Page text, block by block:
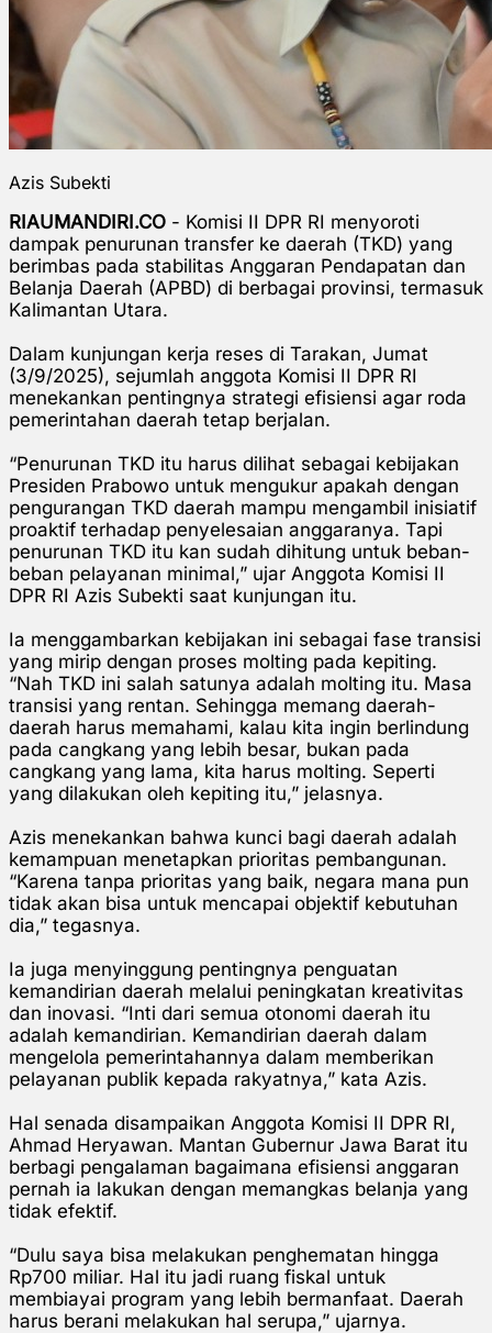
Azis Subekti
RIAUMANDIRI.CO - Komisi II DPR RI menyoroti
dampak penurunan transfer ke daerah (TKD) yang
berimbas pada stabilitas Anggaran Pendapatan dan
Belanja Daerah (APBD) di berbagai provinsi, termasuk
Kalimantan Utara.
Dalam kunjungan kerja reses di Tarakan, Jumat
(3/9/2025), sejumlah anggota Komisi II DPR RI
menekankan pentingnya strategi efisiensi agar roda
pemerintahan daerah tetap berjalan.
“Penurunan TKD itu harus dilihat sebagai kebijakan
Presiden Prabowo untuk mengukur apakah dengan
pengurangan TKD daerah mampu mengambil inisiatif
proaktif terhadap penyelesaian anggaranya. Tapi
penurunan TKD itu kan sudah dihitung untuk beban-
beban pelayanan minimal,” ujar Anggota Komisi II
DPR RI Azis Subekti saat kunjungan itu.
Ia menggambarkan kebijakan ini sebagai fase transisi
yang mirip dengan proses molting pada kepiting.
“Nah TKD ini salah satunya adalah molting itu. Masa
transisi yang rentan. Sehingga memang daerah-
daerah harus memahami, kalau kita ingin berlindung
pada cangkang yang lebih besar, bukan pada
cangkang yang lama, kita harus molting. Seperti
yang dilakukan oleh kepiting itu,” jelasnya.
Azis menekankan bahwa kunci bagi daerah adalah
kemampuan menetapkan prioritas pembangunan.
“Karena tanpa prioritas yang baik, negara mana pun
tidak akan bisa untuk mencapai objektif kebutuhan
dia,” tegasnya.
Ia juga menyinggung pentingnya penguatan
kemandirian daerah melalui peningkatan kreativitas
dan inovasi. “Inti dari semua otonomi daerah itu
adalah kemandirian. Kemandirian daerah dalam
mengelola pemerintahannya dalam memberikan
pelayanan publik kepada rakyatnya,” kata Azis.
Hal senada disampaikan Anggota Komisi II DPR RI,
Ahmad Heryawan. Mantan Gubernur Jawa Barat itu
berbagi pengalaman bagaimana efisiensi anggaran
pernah ia lakukan dengan memangkas belanja yang
tidak efektif.
“Dulu saya bisa melakukan penghematan hingga
Rp700 miliar. Hal itu jadi ruang fiskal untuk
membiayai program yang lebih bermanfaat. Daerah
harus berani melakukan hal serupa,” ujarnya.